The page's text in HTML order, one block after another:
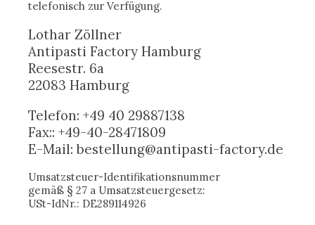
telefonisch zur Verfügung.
Lothar Zöllner
Antipasti Factory Hamburg
Reesestr. 6a
22083 Hamburg
Telefon: +49 40 29887138
Fax:: +49-40-28471809
E-Mail: bestellung@antipasti-factory.de
Umsatzsteuer-Identifikationsnummer
gemäß § 27 a Umsatzsteuergesetz:
USt-IdNr.: DE289114926